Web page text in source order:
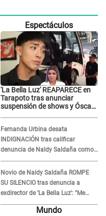
Espectáculos
'La Bella Luz' REAPARECE en
Tarapoto tras anunciar
suspensión de shows y Óscar
Fernanda Urbina desata
INDIGNACIÓN tras calificar
denuncia de Naldy Saldaña como
'acto bochornoso': "No es justo
atacar a otra mujer"
Novio de Naldy Saldaña ROMPE
SU SILENCIO tras denuncia a
exdirector de 'La Bella Luz': "Me
basta con que ella esté bien"
Mundo